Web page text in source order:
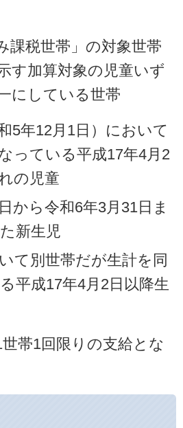
課税世帯」の対象世帯
す加算対象の児童いず
にしている世帯
5年12月1日）において
っている平成17年4月2
の児童
から令和6年3月31日ま
新生児
て別世帯だが生計を同
平成17年4月2日以降生
帯1回限りの支給とな